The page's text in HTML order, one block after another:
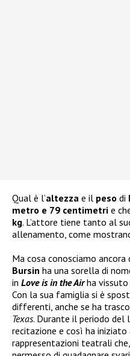
Qual è l’altezza e il peso di
metro e 79 centimetri e
kg. L’attore tiene tanto al
allenamento, come
Ma cosa conosciamo ancora
Bursin ha una sorella di
in Love is in the Airha vissuto
Con la sua famiglia si è
differenti, anche se ha
Texas. Durante il periodo del
recitazione e così ha
rappresentazioni teatrali